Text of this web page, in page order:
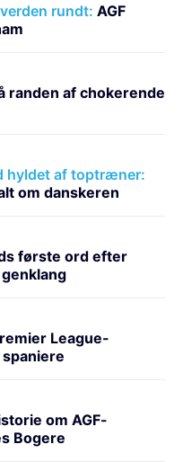
rundt: AGF
randen af chokerende
hyldet af toptræner:
om danskeren
første ord efter
League-
om AGF-
Bogere